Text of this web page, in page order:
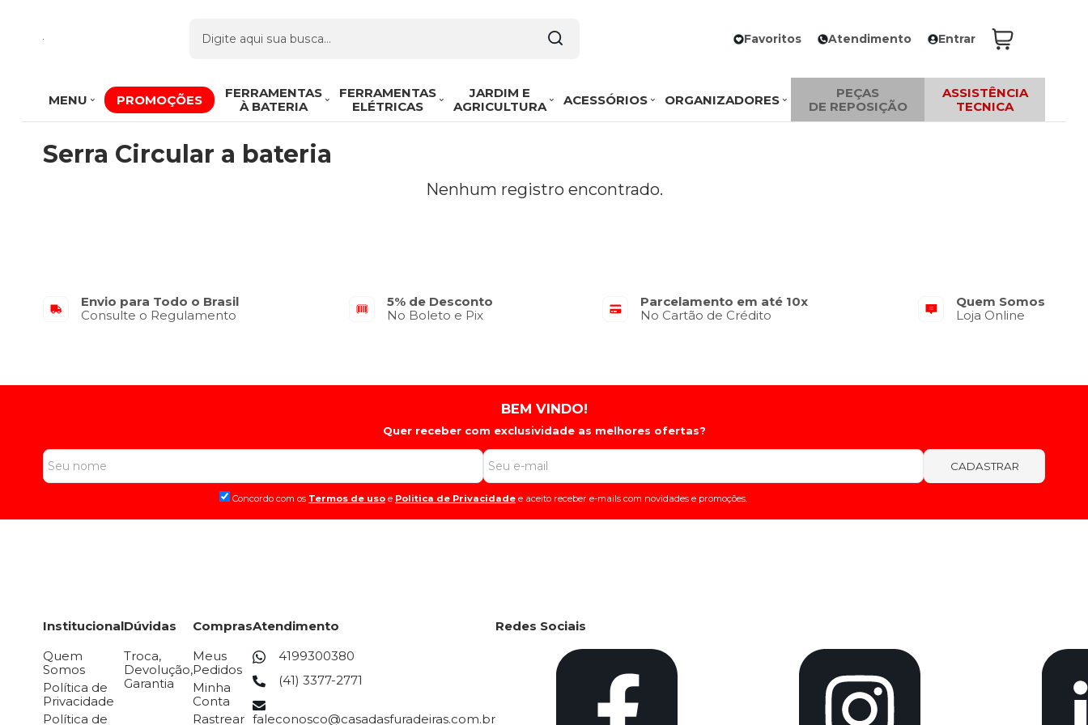
Favoritos Atendimento Entrar
MENU PROMOÇÕES
FERRAMENTAS
À BATERIA
FERRAMENTAS
ELÉTRICAS
JARDIM E
AGRICULTURA
ACESSÓRIOS ORGANIZADORES
PEÇAS
DE REPOSIÇÃO
ASSISTÊNCIA
TECNICA
Serra Circular a bateria
Nenhum registro encontrado.
Envio para Todo o Brasil
Consulte o Regulamento
5% de Desconto
No Boleto e Pix
Parcelamento em até 10x
No Cartão de Crédito
Quem Somos
Loja Online
BEM VINDO!
Quer receber com exclusividade as melhores ofertas?
Concordo com os Termos de uso e Politica de Privacidade e aceito receber e-mails com novidades e promoções.
CADASTRAR
Institucional
Quem
Somos
Política de
Privacidade
Política de
Dúvidas
Troca,
Devolução,
Garantia
Compras
Meus
Pedidos
Minha
Conta
Rastrear
Atendimento
4199300380
(41) 3377-2771
faleconosco@casadasfuradeiras.com.br
Redes Sociais